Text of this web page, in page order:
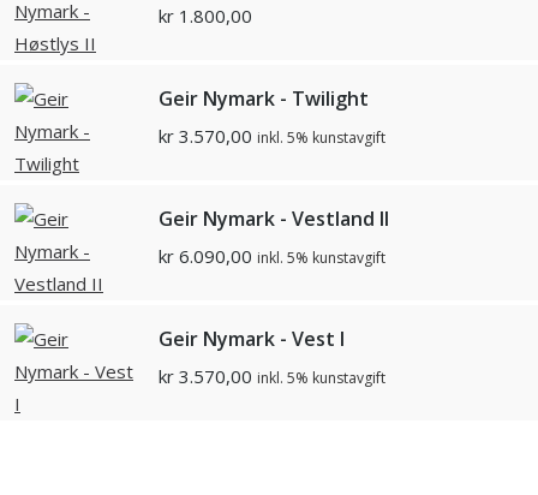
kr 1.800,00
Geir Nymark - Twilight
kr 3.570,00 inkl. 5% kunstavgift
Geir Nymark - Vestland II
kr 6.090,00 inkl. 5% kunstavgift
Geir Nymark - Vest I
kr 3.570,00 inkl. 5% kunstavgift